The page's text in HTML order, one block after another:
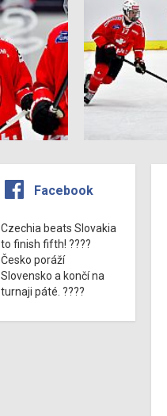
Facebook
Czechia beats Slovakia
to finish fifth! ????
Česko poráží
Slovensko a končí na
turnaji páté. ????